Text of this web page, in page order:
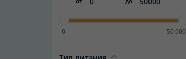
0 50 000